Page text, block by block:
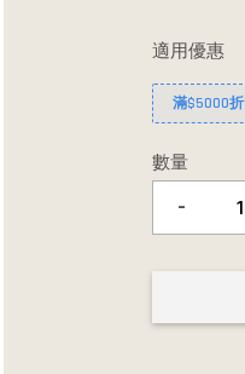
適用優惠
滿$5000
數量
-